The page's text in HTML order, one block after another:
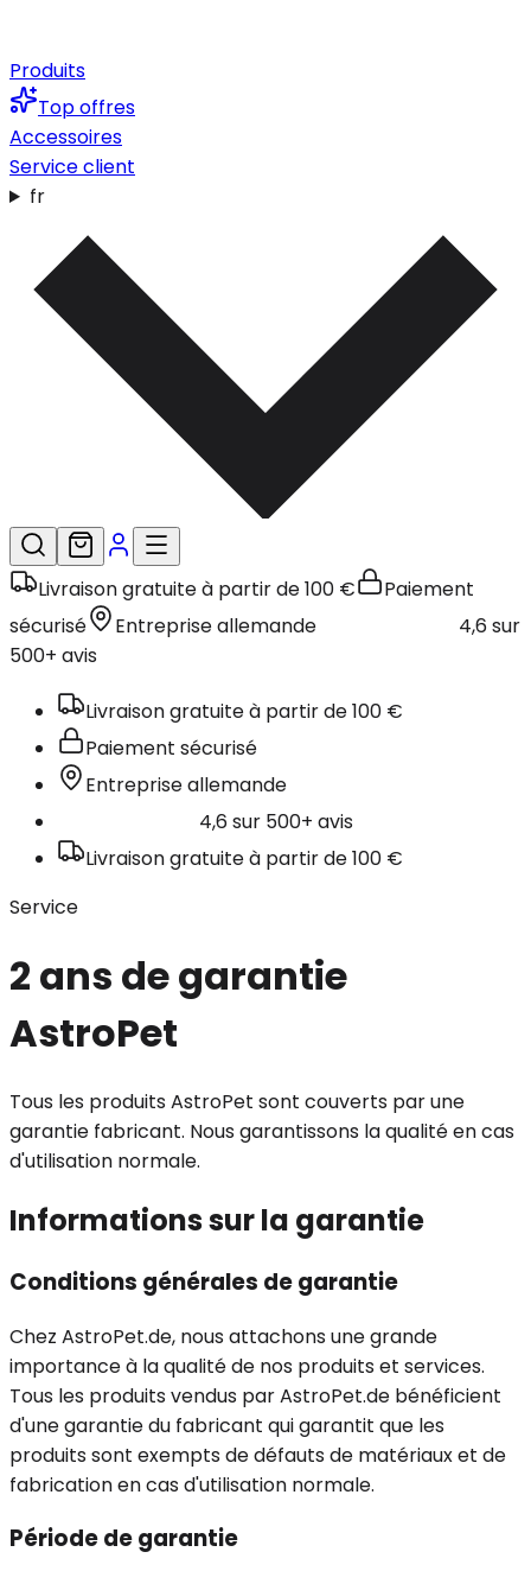
Produits
Top offres
Accessoires
Service client
fr
Livraison gratuite à partir de 100 €
Paiement
sécurisé
Entreprise allemande
4,6 sur
500+ avis
Livraison gratuite à partir de 100 €
Paiement sécurisé
Entreprise allemande
4,6 sur 500+ avis
Livraison gratuite à partir de 100 €
Service
2 ans de garantie
AstroPet
Tous les produits AstroPet sont couverts par une
garantie fabricant. Nous garantissons la qualité en cas
d'utilisation normale.
Informations sur la garantie
Conditions générales de garantie
Chez AstroPet.de, nous attachons une grande
importance à la qualité de nos produits et services.
Tous les produits vendus par AstroPet.de bénéficient
d'une garantie du fabricant qui garantit que les
produits sont exempts de défauts de matériaux et de
fabrication en cas d'utilisation normale.
Période de garantie